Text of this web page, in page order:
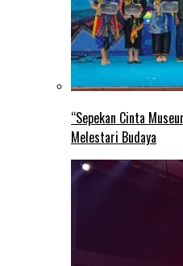
“Sepekan Cinta
Melestari Budaya